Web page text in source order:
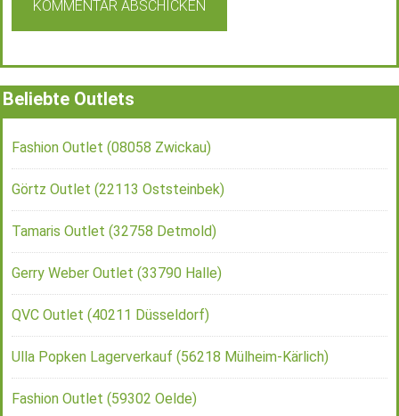
Beliebte Outlets
Fashion Outlet (08058 Zwickau)
Görtz Outlet (22113 Oststeinbek)
Tamaris Outlet (32758 Detmold)
Gerry Weber Outlet (33790 Halle)
QVC Outlet (40211 Düsseldorf)
Ulla Popken Lagerverkauf (56218 Mülheim-Kärlich)
Fashion Outlet (59302 Oelde)